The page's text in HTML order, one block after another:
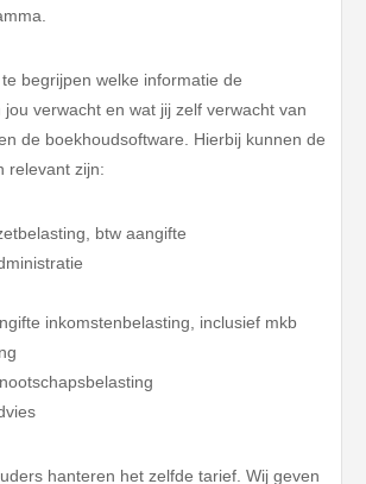
begrijpen welke informatie de
verwacht en wat jij zelf verwacht van
de boekhoudsoftware. Hierbij kunnen de
relevant zijn:
btw aangifte
inkomstenbelasting, inclusief mkb
hanteren het zelfde tarief. Wij geven